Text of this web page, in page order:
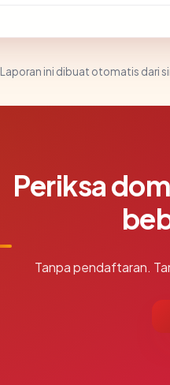
Laporan ini dibuat otomatis dari
Periksa
Tanpa pendaftaran.